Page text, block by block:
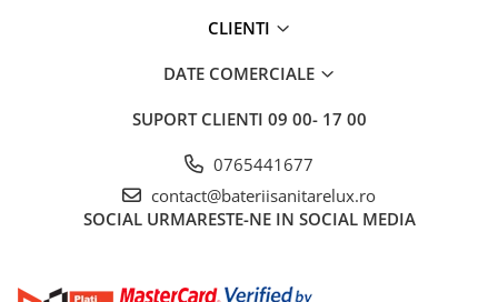
CLIENTI
DATE COMERCIALE
SUPORT CLIENTI 09 00- 17 00
0765441677
contact@bateriisanitarelux.ro
SOCIAL URMARESTE-NE IN SOCIAL MEDIA